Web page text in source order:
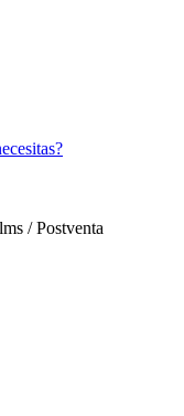
/ Postventa